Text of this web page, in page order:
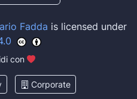
Fadda is licensed under
con
Corporate